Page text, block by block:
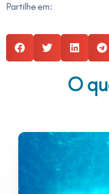
Partilhe em:
O